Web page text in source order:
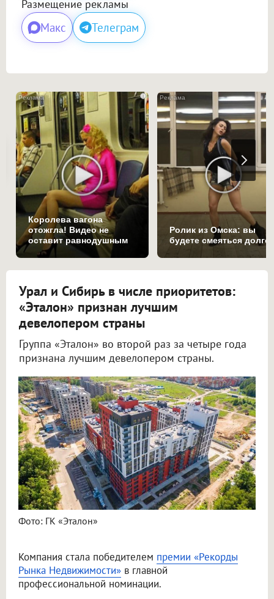
Размещение рекламы
Макс Телеграм
i
Королева вагона
отожгла! Видео не
оставит равнодушным
Ролик из Омска: вы
будете смеяться долго
Урал и Сибирь в числе приоритетов:
«Эталон» признан лучшим
девелопером страны
Группа «Эталон» во второй раз за четыре года
признана лучшим девелопером страны.
Фото: ГК «Эталон»
Компания стала победителем премии «Рекорды
Рынка Недвижимости» в главной
профессиональной номинации.